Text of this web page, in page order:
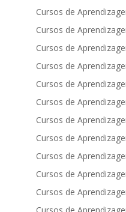
Cursos de
Cursos de
Cursos de
Cursos de
Cursos de
Cursos de
Cursos de
Cursos de
Cursos de
Cursos de
Cursos de